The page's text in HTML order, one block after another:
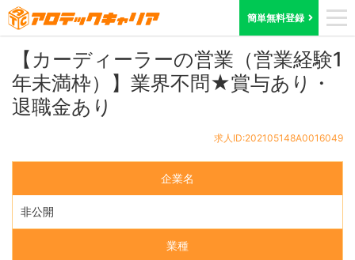
簡単無料登録
ホーム 求人検索 茨城県 求人ID:202105148A0016049
【カーディーラーの営業（営業経験1
年未満枠）】業界不問★賞与あり・
退職金あり
求人ID:202105148A0016049
企業名
非公開
業種